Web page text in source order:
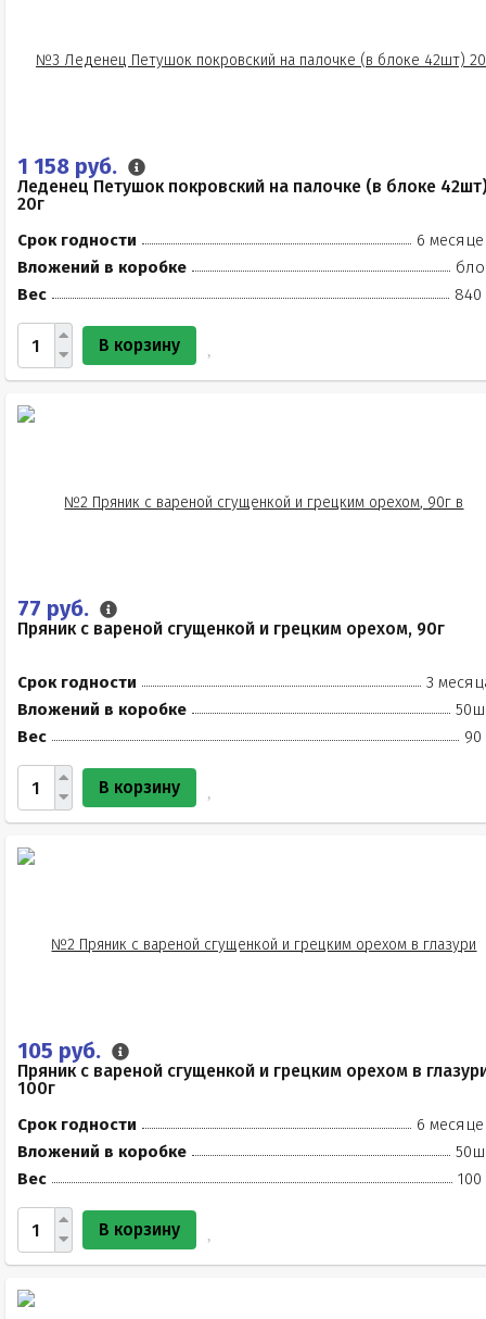
1 158 руб.
Леденец Петушок покровский на палочке (в блоке
20г
Срок годности
6
Вложений в коробке
Вес
840
В корзину
77 руб.
Пряник с вареной сгущенкой и грецким орехом, 90г
Срок годности
3
Вложений в коробке
Вес
90
В корзину
105 руб.
Пряник с вареной сгущенкой и грецким орехом в
100г
Срок годности
6
Вложений в коробке
Вес
100
В корзину